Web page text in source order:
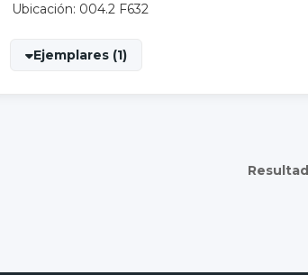
Ubicación: 004.2 F632
Ejemplares (1)